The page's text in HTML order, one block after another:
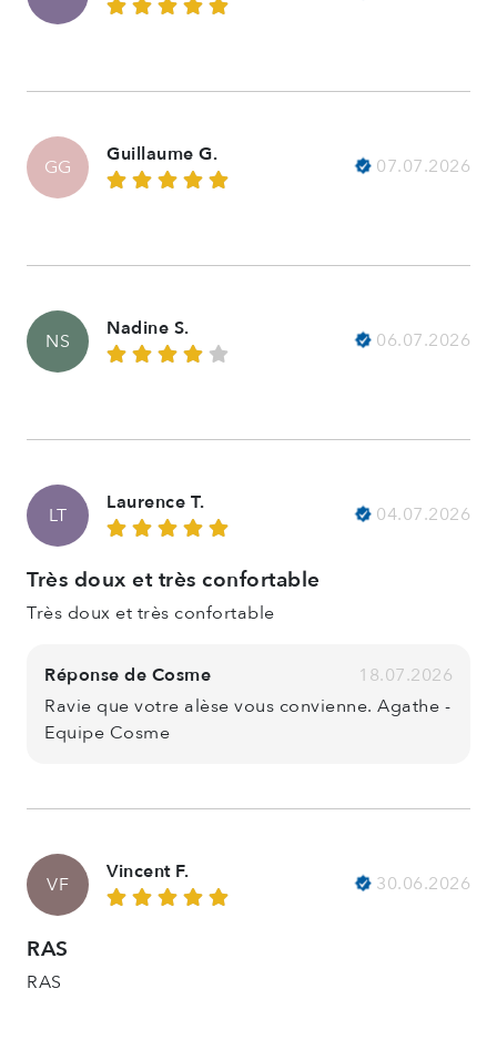
GG
Guillaume G.
07.07.2026
NS
Nadine S.
06.07.2026
LT
Laurence T.
04.07.2026
Très doux et très confortable
Très doux et très confortable
Réponse de Cosme
18.07.2026
Ravie que votre alèse vous convienne. Agathe -
Equipe Cosme
VF
Vincent F.
30.06.2026
RAS
RAS